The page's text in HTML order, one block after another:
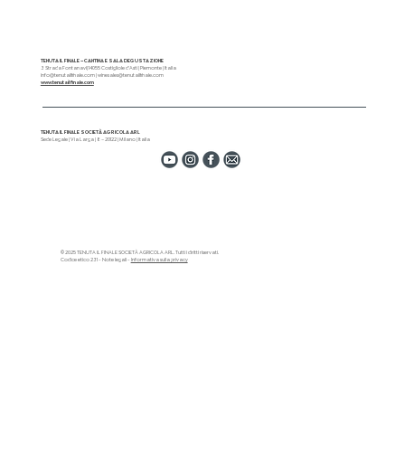
TENUTA IL FINALE – CANTINA E SALA DEGUSTAZIONE
3 Strada Fontanavi| 14055 Costigliole d'Asti | Piemonte | Italia
info@tenutailfinale.com|winesales@tenutailfinale.com
www.tenutailfinale.com
TENUTA IL FINALE SOCIETÀ AGRICOLA ARL
Sede Legale | Via Larga | 8 – 20122 | Milano | Italia
© 2025 TENUTA IL FINALE SOCIETÀ AGRICOLA ARL. Tutti i diritti riservati.
Codice etico 231 - Note legali - Informativa sulla privacy